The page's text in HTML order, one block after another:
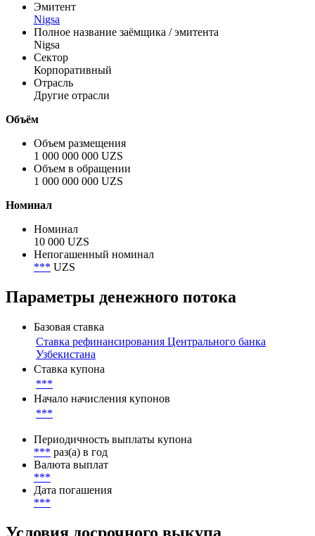
Эмитент
Nigsa
Полное название заёмщика / эмитента
Nigsa
Сектор
Корпоративный
Отрасль
Другие отрасли
Объём
Объем размещения
1 000 000 000 UZS
Объем в обращении
1 000 000 000 UZS
Номинал
Номинал
10 000 UZS
Непогашенный номинал
*** UZS
Параметры денежного потока
Базовая ставка
Ставка рефинансирования Центрального банка
Узбекистана
Ставка купона
***
Начало начисления купонов
***
Периодичность выплаты купона
*** раз(а) в год
Валюта выплат
***
Дата погашения
***